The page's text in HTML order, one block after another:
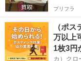
プリフラ
（ポ
万以上
カ）クロ